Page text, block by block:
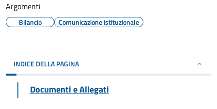
Argomenti
Bilancio Comunicazione istituzionale
INDICE DELLA PAGINA
Documenti e Allegati